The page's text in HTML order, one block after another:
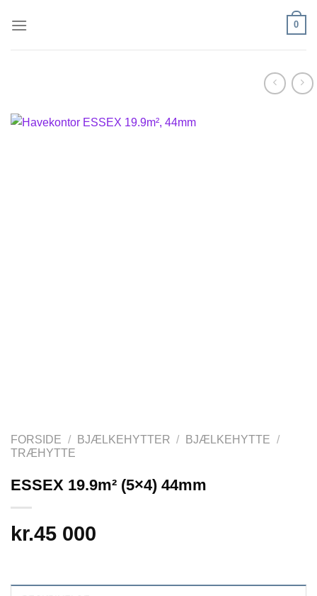
0
FORSIDE / BJÆLKEHYTTER / BJÆLKEHYTTE /
TRÆHYTTE
ESSEX 19.9m² (5×4) 44mm
kr.45 000